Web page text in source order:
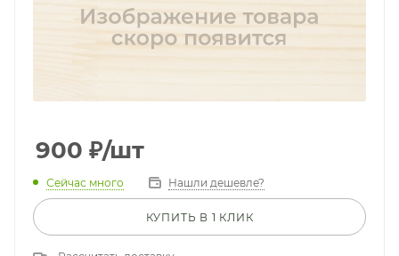
900 ₽/шт
Сейчас много Нашли дешевле?
КУПИТЬ В 1 КЛИК